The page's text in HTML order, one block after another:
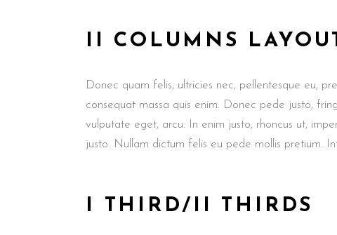
II COLUMNS
Donec quam felis, ultricies nec, pellentesque eu,
consequat massa quis enim. Donec pede justo,
vulputate eget, arcu. In enim justo, rhoncus ut,
justo. Nullam dictum felis eu pede mollis pretium.
I THIRD/II THIRDS